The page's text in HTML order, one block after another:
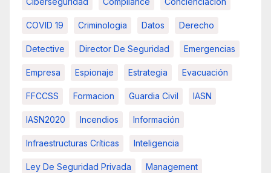
COVID 19 Criminologia Datos Derecho
Detective Director De Seguridad Emergencias
Empresa Espionaje Estrategia Evacuación
FFCCSS Formacion Guardia Civil IASN
IASN2020 Incendios Información
Infraestructuras Críticas Inteligencia
Ley De Seguridad Privada Management